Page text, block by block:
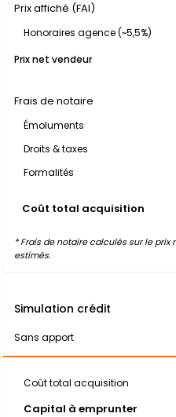
Prix affiché (FAI)
Honoraires agence (~5,5%)
Prix net vendeur
Frais de notaire
Émoluments
Droits & taxes
Formalités
Coût total acquisition
* Frais de notaire calculés sur le prix
estimés.
Simulation crédit
Sans apport
Coût total acquisition
Capital à emprunter